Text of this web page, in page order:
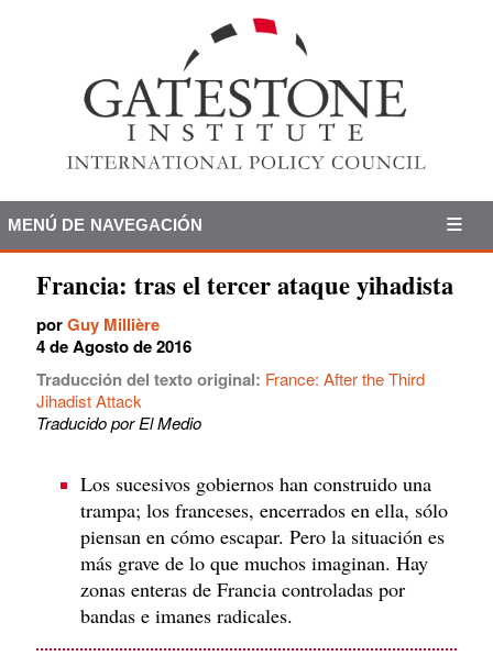
MENÚ DE NAVEGACIÓN
Francia: tras el tercer ataque yihadista
porGuy Millière
4 de Agosto de 2016
Traducción del texto original: France: After the Third
Jihadist Attack
Traducido por El Medio
Los sucesivos gobiernos han construido una
trampa; los franceses, encerrados en ella, sólo
piensan en cómo escapar. Pero la situación es
más grave de lo que muchos imaginan. Hay
zonas enteras de Francia controladas por
bandas e imanes radicales.